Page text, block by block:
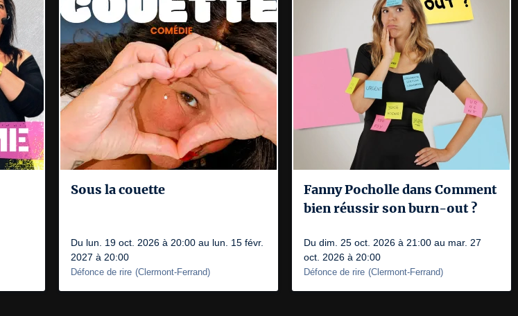
Sous la couette
Du lun. 19 oct. 2026 à 20:00 au lun. 15 févr.
2027 à 20:00
Défonce de rire (Clermont-Ferrand)
Fanny Pocholle dans Comment
bien réussir son burn-out ?
Du dim. 25 oct. 2026 à 21:00 au mar. 27
oct. 2026 à 20:00
Défonce de rire (Clermont-Ferrand)